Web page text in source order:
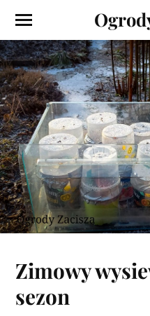
Zimowy
sezon